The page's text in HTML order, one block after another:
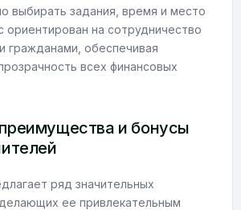
выбирать задания, время и место
ориентирован на сотрудничество
гражданами, обеспечивая
всех финансовых
и бонусы
ряд значительных
ее привлекательным